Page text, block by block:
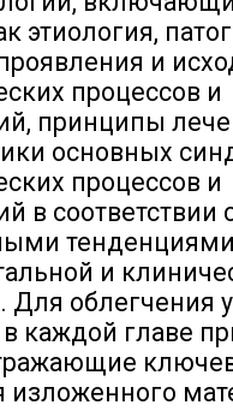
этиология,
и
процессов и
принципы
основных
процессов и
в соответствии
и
облегчения
в каждой главе
изложенного